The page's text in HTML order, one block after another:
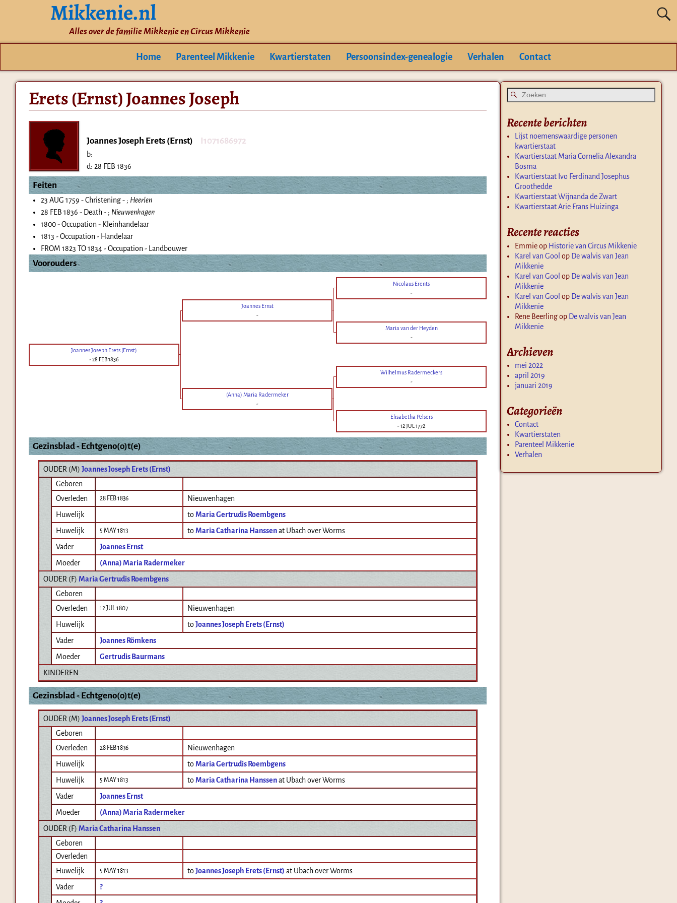
Mikkenie.nl
Alles over de familie Mikkenie en Circus Mikkenie
Home Parenteel Mikkenie Kwartierstaten Persoonsindex-genealogie Verhalen Contact
Erets (Ernst) Joannes Joseph
Joannes Joseph Erets (Ernst) I1071686972
b:
d: 28 FEB 1836
Feiten
23 AUG 1759 - Christening - ; Heerlen
28 FEB 1836 - Death - ; Nieuwenhagen
1800 - Occupation - Kleinhandelaar
1813 - Occupation - Handelaar
FROM 1823 TO 1834 - Occupation - Landbouwer
Voorouders
Nicolaus Erents
-
Joannes Ernst
-
Maria van der Heyden
-
Joannes Joseph Erets (Ernst)
-28 FEB 1836
Wilhelmus Radermeckers
-
(Anna) Maria Radermeker
-
Elisabetha Pelsers
-12 JUL 1772
Gezinsblad - Echtgeno(o)t(e)
OUDER (M) Joannes Joseph Erets (Ernst)
Geboren
Overleden
28 FEB 1836
Nieuwenhagen
Huwelijk
toMaria Gertrudis Roembgens
Huwelijk
5 MAY 1813 toMaria Catharina Hanssenat Ubach over Worms
Vader
Joannes Ernst
Moeder
(Anna) Maria Radermeker
OUDER (F) Maria Gertrudis Roembgens
Geboren
Overleden
12 JUL 1807
Nieuwenhagen
Huwelijk
toJoannes Joseph Erets (Ernst)
Vader
Joannes Römkens
Moeder
Gertrudis Baurmans
KINDEREN
Gezinsblad - Echtgeno(o)t(e)
OUDER (M) Joannes Joseph Erets (Ernst)
Geboren
Overleden
28 FEB 1836
Nieuwenhagen
Huwelijk
toMaria Gertrudis Roembgens
Huwelijk
5 MAY 1813 toMaria Catharina Hanssenat Ubach over Worms
Vader
Joannes Ernst
Moeder
(Anna) Maria Radermeker
OUDER (F) Maria Catharina Hanssen
Geboren
Overleden
Huwelijk
5 MAY 1813 toJoannes Joseph Erets (Ernst) at Ubach over Worms
Vader
?
Recente berichten
Lijst noemenswaardige personen
kwartierstaat
Kwartierstaat Maria Cornelia Alexandra
Bosma
Kwartierstaat Ivo Ferdinand Josephus
Groothedde
Kwartierstaat Wijnanda de Zwart
Kwartierstaat Arie Frans Huizinga
Recente reacties
Emmieop Historie van Circus Mikkenie
Karel van Gool op De walvis van Jean
Mikkenie
Karel van Gool op De walvis van Jean
Mikkenie
Karel van Gool op De walvis van Jean
Mikkenie
Rene Beerlingop De walvis van Jean
Mikkenie
Archieven
mei 2022
april 2019
januari 2019
Categorieën
Contact
Kwartierstaten
Parenteel Mikkenie
Verhalen